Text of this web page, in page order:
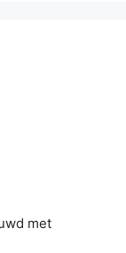
met